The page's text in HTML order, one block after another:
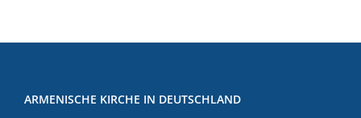
ARMENISCHE KIRCHE IN DEUTSCHLAND